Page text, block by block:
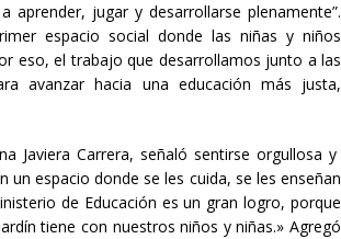
jugar y desarrollarse plenamente”.
espacio social donde las niñas y niños
eso, el trabajo que desarrollamos junto a las
avanzar hacia una educación más justa,
Javiera Carrera, señaló sentirse orgullosa y
espacio donde se les cuida, se les enseñan
de Educación es un gran logro, porque
tiene con nuestros niños y niñas.» Agregó